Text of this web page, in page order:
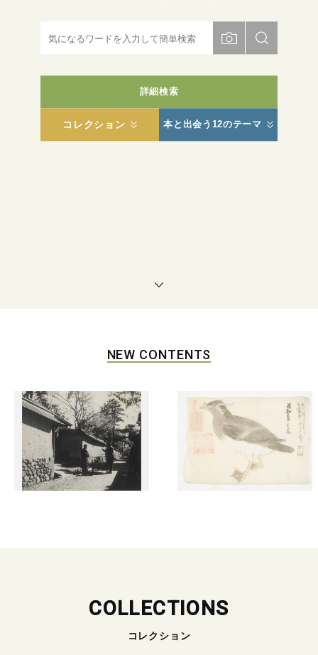
詳細検索
コレクション 本と出会う12のテーマ
NEW CONTENTS
COLLECTIONS
コレクション